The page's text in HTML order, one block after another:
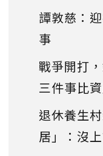
譚敦慈：
事
戰爭開打
三件事比
退休養生
居」：沒